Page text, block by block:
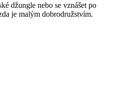
džungle nebo se vznášet po
je malým dobrodružstvím.